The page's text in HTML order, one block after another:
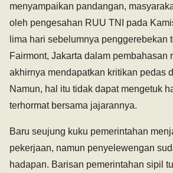
menyampaikan pandangan,
oleh pengesahan RUU TNI pada
lima hari sebelumnya penggerebekan
Fairmont, Jakarta dalam pembahasan
akhirnya mendapatkan kritikan pedas
Namun, hal itu tidak dapat mengetuk
terhormat bersama jajarannya.
Baru seujung kuku pemerintahan
pekerjaan, namun penyelewengan
hadapan. Barisan pemerintahan sipil